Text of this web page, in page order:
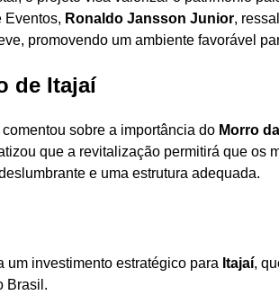
Eventos, Ronaldo Jansson Junior,
promovendo um ambiente favorável
de Itajaí
comentou sobre a importância do Morro
que a revitalização permitirá que os
e uma estrutura adequada.
um investimento estratégico para Itajaí,
Brasil.